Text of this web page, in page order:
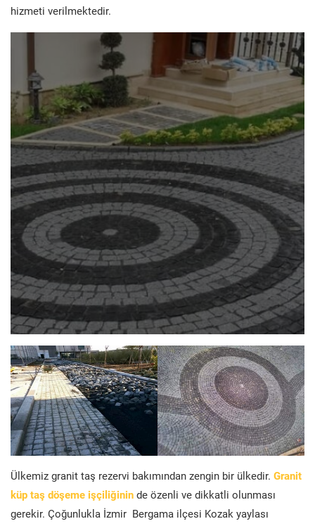
hizmeti verilmektedir.
Ülkemiz granit taş rezervi bakımından zengin bir ülkedir. Granit
küp taş döşeme işçiliğinin de özenli ve dikkatli olunması
gerekir. Çoğunlukla İzmir Bergama ilçesi Kozak yaylası